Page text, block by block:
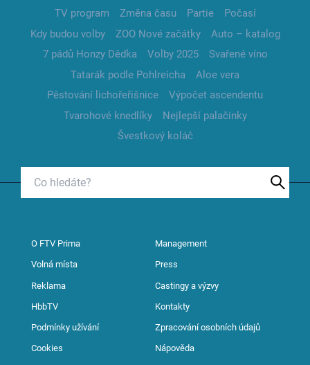
TV program
Změna času Partie
Počasí
Kdy budou volby
ZOO Nové začátky
Auto – katalog
7 pádů Honzy Dědka
Volby 2025
Svařené víno
Tatarák podle Pohlreicha
Aloe vera
Pěstování lichořeřišnice
Výpočet ascendentu
Tvarohové knedlíky
Nejlepší palačinky
Švestkový koláč
O FTV Prima Management
Volná místa Press
Reklama Castingy a výzvy
HbbTV Kontakty
Podmínky užívání Zpracování osobních údajů
Cookies Nápověda